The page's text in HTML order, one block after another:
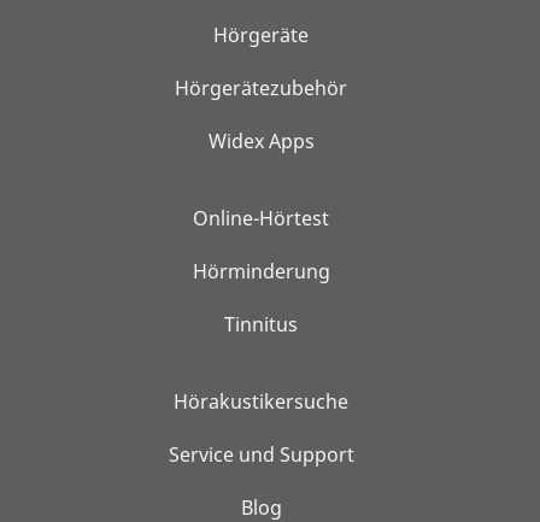
Hörgeräte
Hörgerätezubehör
Widex Apps
Online-Hörtest
Hörminderung
Tinnitus
Hörakustikersuche
Service und Support
Blog